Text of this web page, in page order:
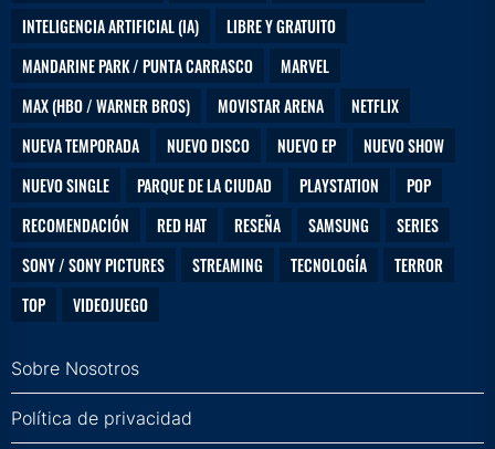
INTELIGENCIA ARTIFICIAL (IA)
LIBRE Y GRATUITO
MANDARINE PARK / PUNTA CARRASCO
MARVEL
MAX (HBO / WARNER BROS)
MOVISTAR ARENA
NETFLIX
NUEVA TEMPORADA
NUEVO DISCO NUEVO EP
NUEVO SHOW
NUEVO SINGLE
PARQUE DE LA CIUDAD PLAYSTATION
POP
RECOMENDACIÓN
RED HAT RESEÑA SAMSUNG
SERIES
SONY / SONY PICTURES
STREAMING TECNOLOGÍA
TERROR
TOP
VIDEOJUEGO
Sobre Nosotros
Política de privacidad